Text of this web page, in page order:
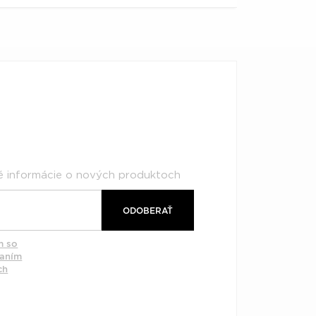
informácie o nových produktoch
ODOBERAŤ
so